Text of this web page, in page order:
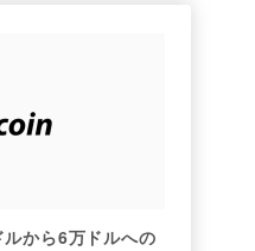
から6万ドルへの